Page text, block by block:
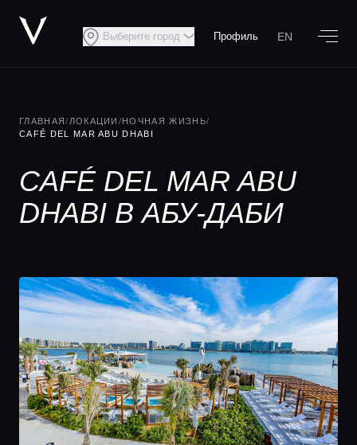
Выберите город Профиль EN
ГЛАВНАЯ/ ЛОКАЦИИ /НОЧНАЯ ЖИЗНЬ/
CAFÉ DEL MAR ABU DHABI
CAFÉ DEL MAR ABU
DHABI В АБУ-ДАБИ